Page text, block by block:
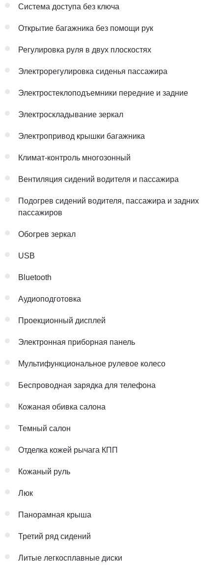
Система доступа без ключа
Открытие багажника без помощи рук
Регулировка руля в двух плоскостях
Электрорегулировка сиденья пассажира
Электростеклоподъемники передние и задние
Электроскладывание зеркал
Электропривод крышки багажника
Климат-контроль многозонный
Вентиляция сидений водителя и пассажира
Подогрев сидений водителя, пассажира и задних
пассажиров
Обогрев зеркал
USB
Bluetooth
Аудиоподготовка
Проекционный дисплей
Электронная приборная панель
Мультифункциональное рулевое колесо
Беспроводная зарядка для телефона
Кожаная обивка салона
Темный салон
Отделка кожей рычага КПП
Кожаный руль
Люк
Панорамная крыша
Третий ряд сидений
Литые легкосплавные диски